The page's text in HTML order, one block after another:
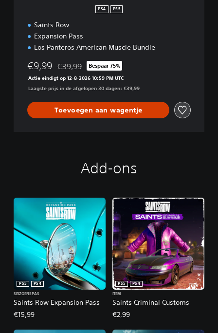
PS4 PS5
Saints Row
Expansion Pass
Los Panteros American Muscle Bundle
€9,99 Korting ten opzichte van de oorspronkelijke prijs
€39,99 Bespaar 75%
Actie eindigt op 12-8-2026 10:59 PM UTC
Laagste prijs in de afgelopen 30 dagen: €39,99
Toevoegen aan wagentje
Add-ons
Saints Row Expansion Pass
PS5
PS4
SEIZOENSPAS
€15,99
Saints Criminal Customs
PS5
PS4
ITEM
€2,99